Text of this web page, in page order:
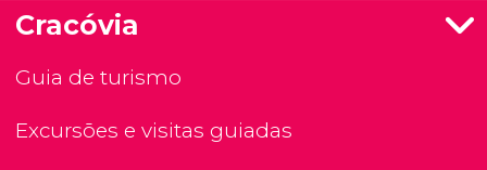
Cracóvia
Guia de turismo
Excursões e visitas guiadas